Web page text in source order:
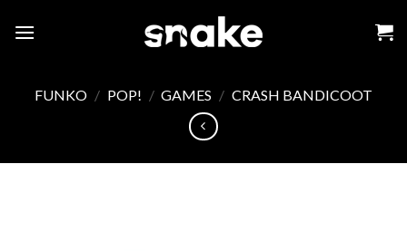
FUNKO / POP! / GAMES / CRASH BANDICOOT